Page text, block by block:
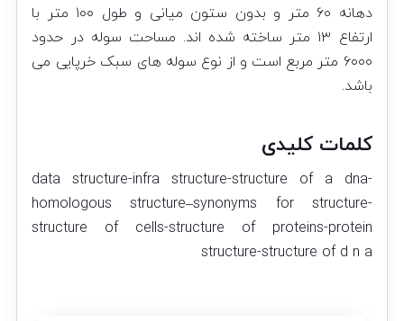
دهانه ۶۰ متر و بدون ستون میانی و طول ۱۰۰ متر با
ارتفاع ۱۳ متر ساخته شده اند. مساحت سوله در حدود
۶۰۰۰ متر مربع است و از نوع سوله های سبک خرپایی می
باشد.
کلمات کلیدی
data structure-infra structure-structure of a dna-
homologous structure–synonyms for structure-
structure of cells-structure of proteins-protein
structure-structure of d n a